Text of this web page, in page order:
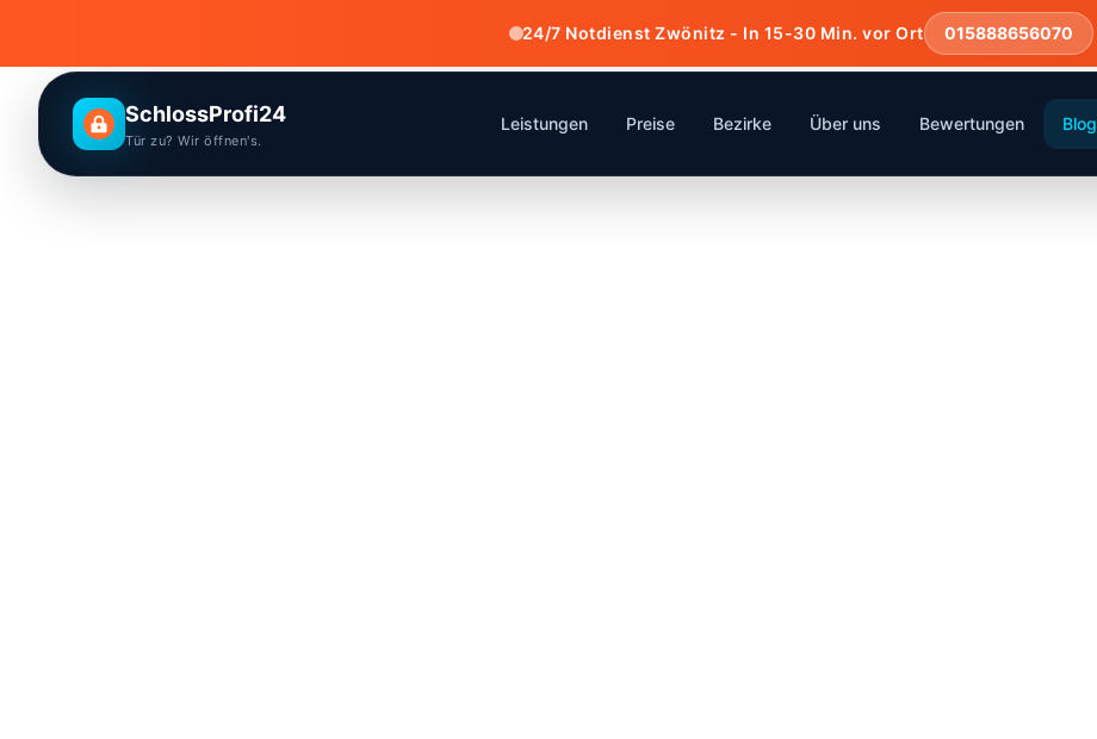
24/7 Notdienst Zwönitz - In 15-30 Min. vor Ort 015888656070
SchlossProfi24
Tür zu? Wir öffnen's.
Leistungen Preise Bezirke Über uns Bewertungen Blog